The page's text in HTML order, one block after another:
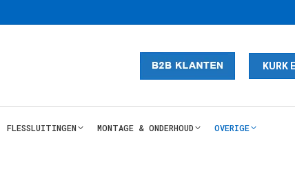
KURK
FLESSLUITINGEN MONTAGE & ONDERHOUD OVERIGE